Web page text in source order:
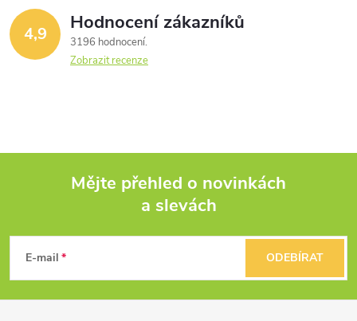
4,9 Hodnocení zákazníků
3196 hodnocení
Zobrazit recenze
p
Mějte přehled o novinkách
a slevách
E-mail ODEBÍRAT